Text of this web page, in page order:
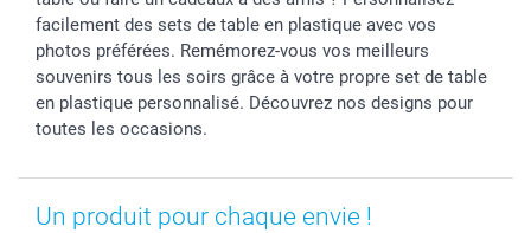
Toussaint
Rentrée des classes
Saint-Valentin
Vacances
Tarifs
Partenariats & Influence
Investisseurs
Modes de paiement
Grandes quantités
Statut de ma commande
facilement des sets de table en plastique avec vos
photos préférées. Remémorez-vous vos meilleurs
souvenirs tous les soirs grâce à votre propre set de table
en plastique personnalisé. Découvrez nos designs pour
toutes les occasions.
Un produit pour chaque envie !